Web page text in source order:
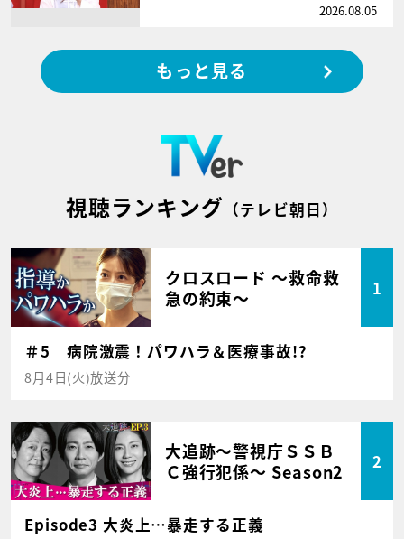
2026.08.05
もっと見る
視聴ランキング （テレビ朝日）
クロスロード ～救命救
急の約束～
1
＃5 病院激震！パワハラ＆医療事故!?
8月4日(火)放送分
大追跡～警視庁ＳＳＢ
Ｃ強行犯係～ Season2
2
Episode3 大炎上…暴走する正義